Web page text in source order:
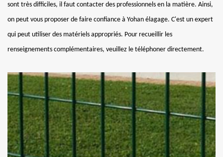
sont très difficiles, il faut contacter des professionnels en la matière. Ainsi,
on peut vous proposer de faire confiance à Yohan élagage. C'est un expert
qui peut utiliser des matériels appropriés. Pour recueillir les
renseignements complémentaires, veuillez le téléphoner directement.